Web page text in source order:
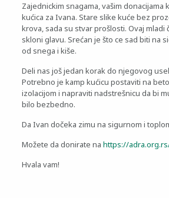
Zajednickim snagama, vašim donacijama
kućica za Ivana. Stare slike kuće bez
krova, sada su stvar prošlosti. Ovaj mladi
skloni glavu. Srećan je što ce sad biti na
od snega i kiše.
Deli nas još jedan korak do njegovog
Potrebno je kamp kućicu postaviti na
izolacijom i napraviti nadstrešnicu da bi
bilo bezbedno.
Da Ivan dočeka zimu na sigurnom i
Možete da donirate na https://
Hvala vam!